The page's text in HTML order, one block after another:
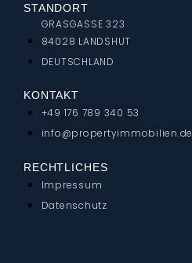
STANDORT
GRASGASSE 323
84028 LANDSHUT
DEUTSCHLAND
KONTAKT
+49 176 789 340 53
info@propertyimmobilien.de
RECHTLICHES
Impressum
Datenschutz